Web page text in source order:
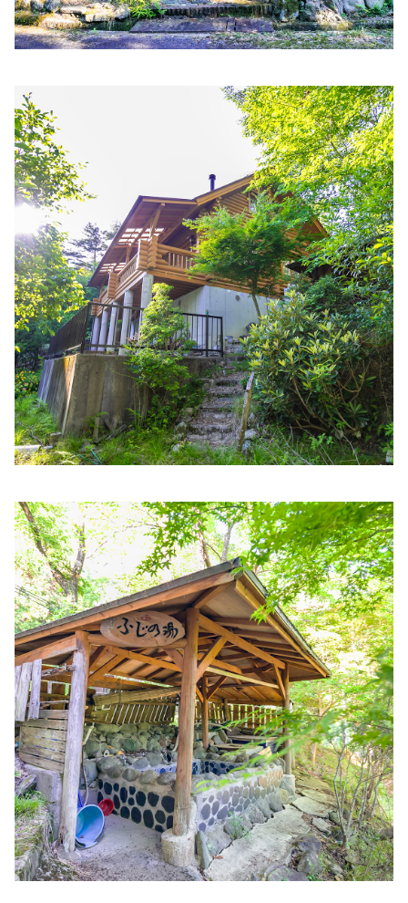
住所:兵庫県姫路市東今宿３丁目６−３９ マップで見る
網干駅前味木クリニック
泉内科医院
住所:
兵庫県姫路市飾磨区妻鹿９２０ 泉内科 マップで見る
金澤医院
住所:兵庫県姫路市飾磨区構４丁目１２３１−２７ 金澤医院
マップで見る
白井医院
住所:兵庫県姫路市東雲町２丁目２−１ 白井医院 マップで見
る
清水医院
住所:兵庫県姫路市飾磨区天神９−９ 清水医院 マップで見る
小見山医院
住所: 兵庫県姫路市若菜町２丁目１８−２ 小宮山医院 マップ
で見る
河野医院
住所:兵庫県姫路市岡田６０７−１ マップで見る
石川医院
ナカムラ医院
住所:兵庫県姫路市下寺町１１１ 優雅 III マップで見る
相仁
住所:兵庫県姫路市東雲町３丁目１３ マップで見る
野里ファミリークリニック
住所:兵庫県姫路市野里１７６−６ マップで見る
藤戸内科
住所:兵庫県姫路市飾磨区恵美酒２１３−７ マップで見る
森田内科・循環器科
住所:兵庫県姫路市余部区上余部７５８−１ マップで見る
きむら内科クリニック
住所:兵庫県姫路市飾磨区上野田６丁目３−１ マップで見る
三和内科医院
住所:兵庫県姫路市東延末５丁目８６ マップで見る